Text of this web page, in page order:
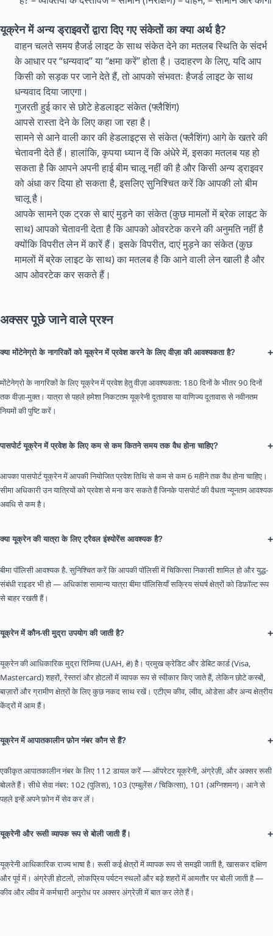
यूक्रेन में अन्य ड्राइवरों द्वारा दिए गए संकेतों का क्या अर्थ है?
वाहन चलते समय हैजर्ड लाइट के साथ संकेत देने का मतलब स्थिति के संदर्भ
के आधार पर “धन्यवाद” या “क्षमा करें” होता है। उदाहरण के लिए, यदि आप
किसी को सड़क पर जाने देते हैं, तो आपको संभवतः हैजर्ड लाइट के साथ
धन्यवाद दिया जाएगा।
गुजरती हुई कार से छोटे हेडलाइट संकेत (फ्लैशिंग)
आपसे रास्ता देने के लिए कहा जा रहा है।
सामने से आने वाली कार की हेडलाइट्स से संकेत (फ्लैशिंग) आगे के खतरे की
चेतावनी देते हैं। हालांकि, कृपया ध्यान दें कि अंधेरे में, इसका मतलब यह हो
सकता है कि आपने अपनी हाई बीम चालू नहीं की है और किसी अन्य ड्राइवर
को अंधा कर दिया हो सकता है, इसलिए सुनिश्चित करें कि आपकी लो बीम
चालू है।
आपके सामने एक ट्रक से बाएं मुड़ने का संकेत (कुछ मामलों में ब्रेक लाइट के
साथ) आपको चेतावनी देता है कि आपको ओवरटेक करने की अनुमति नहीं है
क्योंकि विपरीत लेन में कारें हैं। इसके विपरीत, दाएं मुड़ने का संकेत (कुछ
मामलों में ब्रेक लाइट के साथ) का मतलब है कि आने वाली लेन खाली है और
आप ओवरटेक कर सकते हैं।
अक्सर पूछे जाने वाले प्रश्न
क्या मोंटेनेग्रो के नागरिकों को यूक्रेन में प्रवेश करने के लिए वीज़ा की आवश्यकता है? +
मोंटेनेग्रो के नागरिकों के लिए यूक्रेन में प्रवेश हेतु वीज़ा आवश्यकता: 180 दिनों के भीतर 90 दिनों
तक वीज़ा-मुक्त। यात्रा से पहले हमेशा निकटतम यूक्रेनी दूतावास या वाणिज्य दूतावास से नवीनतम
नियमों की पुष्टि करें।
पासपोर्ट यूक्रेन में प्रवेश के लिए कम से कम कितने समय तक वैध होना चाहिए? +
आपका पासपोर्ट यूक्रेन में आपकी नियोजित प्रवेश तिथि से कम से कम 6 महीने तक वैध होना चाहिए।
सीमा अधिकारी उन यात्रियों को प्रवेश से मना कर सकते हैं जिनके पासपोर्ट की वैधता न्यूनतम आवश्यक
अवधि से कम है।
क्या यूक्रेन की यात्रा के लिए ट्रैवल इंश्योरेंस आवश्यक है? +
बीमा पॉलिसी आवश्यक है. सुनिश्चित करें कि आपकी पॉलिसी में चिकित्सा निकासी शामिल हो और युद्ध-
संबंधी राइडर भी हो — अधिकांश सामान्य यात्रा बीमा पॉलिसियाँ सक्रिय संघर्ष क्षेत्रों को डिफ़ॉल्ट रूप
से बाहर रखती हैं।
यूक्रेन में कौन-सी मुद्रा उपयोग की जाती है? +
यूक्रेन की आधिकारिक मुद्रा रिव्निया (UAH, ₴) है। प्रमुख क्रेडिट और डेबिट कार्ड (Visa,
Mastercard) शहरों, रेस्तरां और होटलों में व्यापक रूप से स्वीकार किए जाते हैं, लेकिन छोटे कस्बों,
बाज़ारों और ग्रामीण क्षेत्रों के लिए कुछ नकद साथ रखें। एटीएम कीव, ल्वीव, ओडेसा और अन्य क्षेत्रीय
केंद्रों में आम हैं।
यूक्रेन में आपातकालीन फ़ोन नंबर कौन से हैं? +
एकीकृत आपातकालीन नंबर के लिए 112 डायल करें — ऑपरेटर यूक्रेनी, अंग्रेज़ी, और अक्सर रूसी
बोलते हैं। सीधे सेवा नंबर: 102 (पुलिस), 103 (एम्बुलेंस / चिकित्सा), 101 (अग्निशमन)। आने से
पहले इन्हें अपने फ़ोन में सेव कर लें।
यूक्रेनी और रूसी व्यापक रूप से बोली जाती हैं। +
यूक्रेनी आधिकारिक राज्य भाषा है। रूसी कई क्षेत्रों में व्यापक रूप से समझी जाती है, खासकर दक्षिण
और पूर्व में। अंग्रेज़ी होटलों, लोकप्रिय पर्यटन स्थलों और बड़े शहरों में आमतौर पर बोली जाती है —
कीव और ल्वीव में कर्मचारी अनुरोध पर अक्सर अंग्रेज़ी में बात कर लेते हैं।